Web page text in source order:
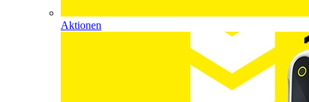
Aktionen